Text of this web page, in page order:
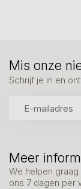
Meer
We helpen
ons 7 dagen per
Mis onze
Schrijf je in en